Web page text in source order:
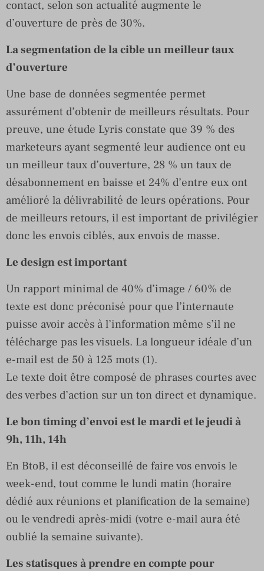
contact, selon son actualité augmente le
d’ouverture de près de 30%.
La segmentation de la cible un meilleur taux
d’ouverture
Une base de données segmentée permet
assurément d’obtenir de meilleurs résultats. Pour
preuve, une étude Lyris constate que 39 % des
marketeurs ayant segmenté leur audience ont eu
un meilleur taux d’ouverture, 28 % un taux de
désabonnement en baisse et 24% d’entre eux ont
amélioré la délivrabilité de leurs opérations. Pour
de meilleurs retours, il est important de privilégier
donc les envois ciblés, aux envois de masse.
Le design est important
Un rapport minimal de 40% d’image / 60% de
texte est donc préconisé pour que l’internaute
puisse avoir accès à l’information même s’il ne
télécharge pas les visuels. La longueur idéale d’un
e-mail est de 50 à 125 mots (1).
Le texte doit être composé de phrases courtes avec
des verbes d’action sur un ton direct et dynamique.
Le bon timing d’envoi est le mardi et le jeudi à
9h, 11h, 14h
En BtoB, il est déconseillé de faire vos envois le
week-end, tout comme le lundi matin (horaire
dédié aux réunions et planification de la semaine)
ou le vendredi après-midi (votre e-mail aura été
oublié la semaine suivante).
Les statisques à prendre en compte pour